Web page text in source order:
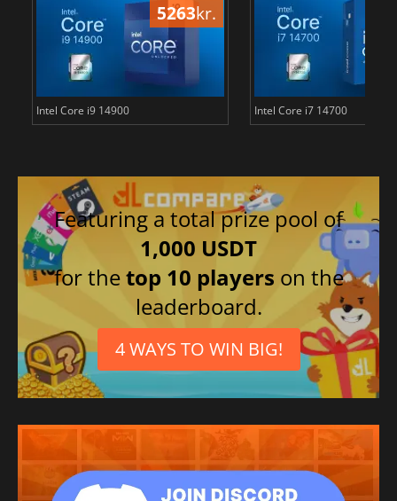
5263kr.
Intel Core i9 14900 Intel Core i7 14700
Featuring a total prize pool of
1,000 USDT
for thetop 10 players on the
leaderboard.
4 WAYS TO WIN BIG!